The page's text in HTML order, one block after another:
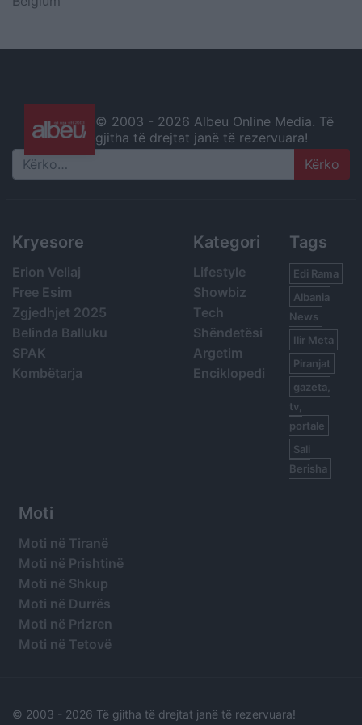
© 2003 - 2026 Albeu Online Media. Të
gjitha të drejtat janë të rezervuara!
Search
Kryesore
Erion Veliaj
Free Esim
Zgjedhjet 2025
Belinda Balluku
SPAK
Kombëtarja
Kategori
Lifestyle
Showbiz
Tech
Shëndetësi
Argetim
Enciklopedi
Tags
Edi Rama
Albania
News
Ilir Meta
Piranjat
gazeta,
tv,
portale
Sali
Berisha
Moti
Moti në Tiranë
Moti në Prishtinë
Moti në Shkup
Moti në Durrës
Moti në Prizren
Moti në Tetovë
© 2003 - 2026 Të gjitha të drejtat janë të rezervuara!